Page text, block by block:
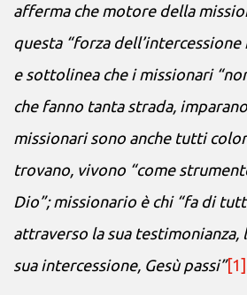
afferma che motore della
questa “forza dell’intercessione
e sottolinea che i missionari
che fanno tanta strada,
missionari sono anche tutti
trovano, vivono “come
Dio”; missionario è chi “fa di
attraverso la sua testimonianza,
sua intercessione, Gesù passi”[1]